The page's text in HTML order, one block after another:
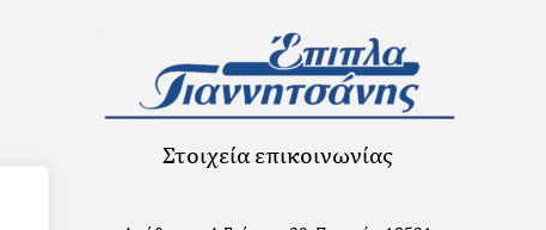
Στοιχεία επικοινωνίας